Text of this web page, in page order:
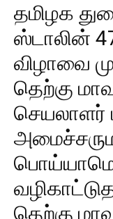
தமிழக
ஸ்டாலின்
விழாவை
தெற்கு
செயலாளர்
தெற்கு